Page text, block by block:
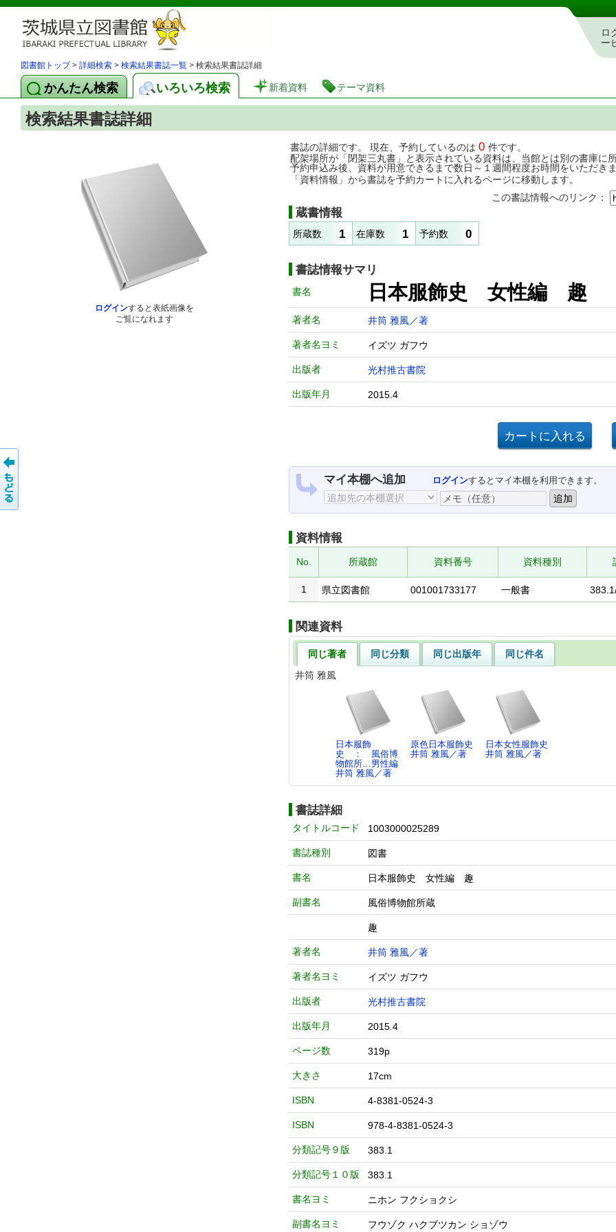
茨城県立図書館 蔵書検索・予約システム
ロ
ー
図書館トップ> 詳細検索 > 検索結果書誌一覧 > 検索結果書誌詳細
かんたん検索 いろいろ検索 新着資料 テーマ資料
検索結果書誌詳細
ログインすると表紙画像を
ご覧になれます
書誌の詳細です。 現在、予約しているのは 0 件です。
配架場所が「閉架三丸書」と表示されている資料は、当館とは別の書庫に
予約申込み後、資料が用意できるまで数日～１週間程度お時間をいただきま
「資料情報」から書誌を予約カートに入れるページに移動します。
この書誌情報へのリンク：
蔵書情報
所蔵数 1 在庫数 1 予約数 0
書誌情報サマリ
書名 日本服飾史 女性編 趣
著者名 井筒 雅風／著
著者名ヨミ イズツ ガフウ
出版者 光村推古書院
出版年月 2015.4
マイ本棚へ追加 ログインするとマイ本棚を利用できます。
資料情報
No. 所蔵館 資料番号 資料種別
1
県立図書館 001001733177 一般書
関連資料
同じ著者 同じ分類 同じ出版年
同じ件名
井筒 雅風
日本服飾
史 ： 風俗博
物館所…男性編
井筒 雅風／著
原色日本服飾史
井筒 雅風／著
日本女性服飾史
井筒 雅風／著
書誌詳細
タイトルコード 1003000025289
書誌種別 図書
書名 日本服飾史 女性編 趣
副書名 風俗博物館所蔵
趣
著者名 井筒 雅風／著
著者名ヨミ イズツ ガフウ
出版者 光村推古書院
出版年月 2015.4
ページ数 319p
大きさ 17cm
ISBN 4-8381-0524-3
ISBN 978-4-8381-0524-3
分類記号９版 383.1
分類記号１０版 383.1
書名ヨミ ニホン フクショクシ
副書名ヨミ フウゾク ハクブツカン ショゾウ